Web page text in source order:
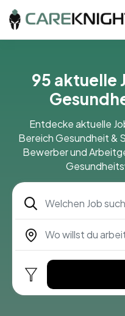
95 aktuelle
Entdecke aktuelle
Bereich Gesundheit &
Bewerber und